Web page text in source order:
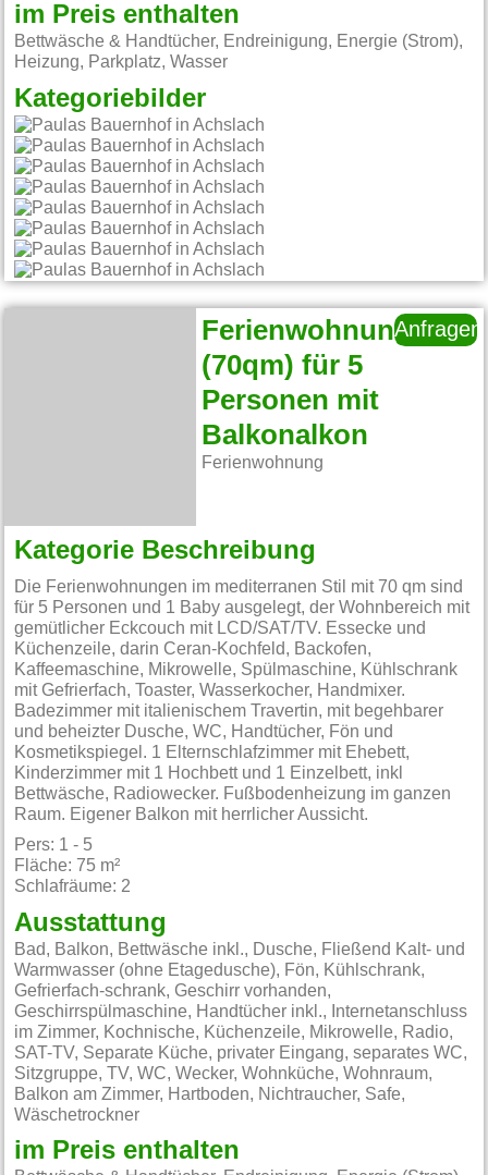
im Preis enthalten
Bettwäsche & Handtücher, Endreinigung, Energie (Strom),
Heizung, Parkplatz, Wasser
Kategoriebilder
Ferienwohnung
(70qm) für 5
Personen mit
Balkonalkon
Ferienwohnung
Anfragen
Kategorie Beschreibung
Die Ferienwohnungen im mediterranen Stil mit 70 qm sind
für 5 Personen und 1 Baby ausgelegt, der Wohnbereich mit
gemütlicher Eckcouch mit LCD/SAT/TV. Essecke und
Küchenzeile, darin Ceran-Kochfeld, Backofen,
Kaffeemaschine, Mikrowelle, Spülmaschine, Kühlschrank
mit Gefrierfach, Toaster, Wasserkocher, Handmixer.
Badezimmer mit italienischem Travertin, mit begehbarer
und beheizter Dusche, WC, Handtücher, Fön und
Kosmetikspiegel. 1 Elternschlafzimmer mit Ehebett,
Kinderzimmer mit 1 Hochbett und 1 Einzelbett, inkl
Bettwäsche, Radiowecker. Fußbodenheizung im ganzen
Raum. Eigener Balkon mit herrlicher Aussicht.
Pers: 1 - 5
Fläche: 75 m²
Schlafräume: 2
Ausstattung
Bad, Balkon, Bettwäsche inkl., Dusche, Fließend Kalt- und
Warmwasser (ohne Etagedusche), Fön, Kühlschrank,
Gefrierfach-schrank, Geschirr vorhanden,
Geschirrspülmaschine, Handtücher inkl., Internetanschluss
im Zimmer, Kochnische, Küchenzeile, Mikrowelle, Radio,
SAT-TV, Separate Küche, privater Eingang, separates WC,
Sitzgruppe, TV, WC, Wecker, Wohnküche, Wohnraum,
Balkon am Zimmer, Hartboden, Nichtraucher, Safe,
Wäschetrockner
im Preis enthalten